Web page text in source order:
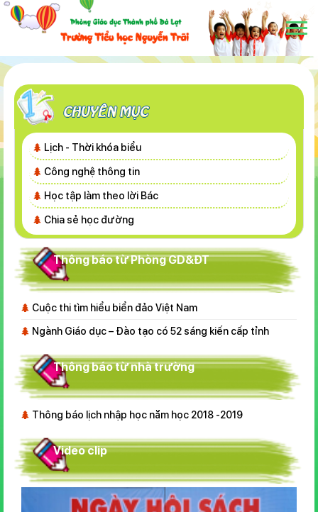
Lịch - Thời khóa biểu
Công nghệ thông tin
Học tập làm theo lời Bác
Chia sẻ học đường
Thông báo từ Phòng GD&ĐT
Cuộc thi tìm hiểu biển đảo Việt Nam
Ngành Giáo dục – Đào tạo có 52 sáng kiến cấp tỉnh
Thông báo từ nhà trường
Thông báo lịch nhập học năm học 2018 -2019
Video clip